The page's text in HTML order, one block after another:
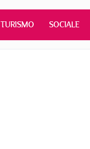
TURISMO SOCIALE